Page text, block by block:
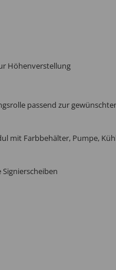
Höhenverstellung
passend zur
mit Farbbehälter, Pumpe,